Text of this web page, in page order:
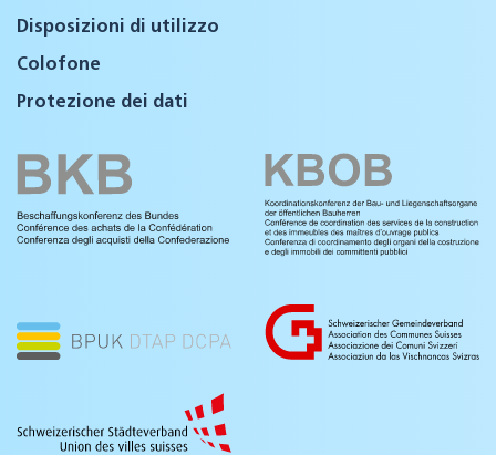
Disposizioni di utilizzo
Colofone
Protezione dei dati